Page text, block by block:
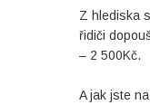
Z hlediska
řidiči
– 2 500Kč.
A jak jste